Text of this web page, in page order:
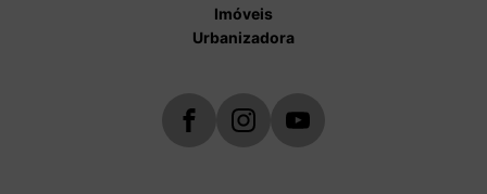
Imóveis
Urbanizadora